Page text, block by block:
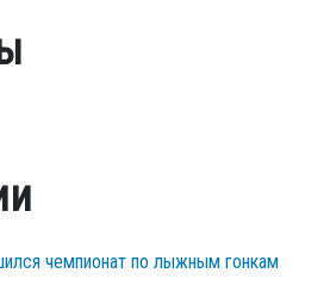
чемпионат по лыжным гонкам